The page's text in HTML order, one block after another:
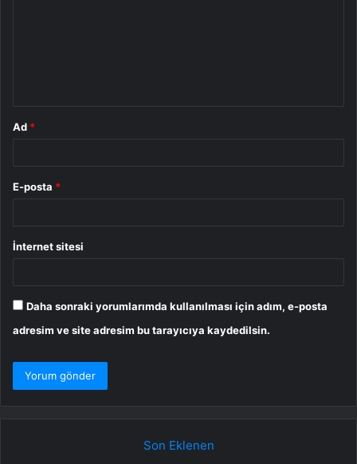
Ad *
E-posta *
İnternet sitesi
Daha sonraki yorumlarımda kullanılması için adım, e-posta
adresim ve site adresim bu tarayıcıya kaydedilsin.
Son Eklenen